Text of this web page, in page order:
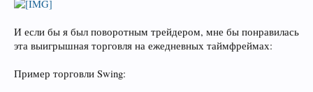
И если бы я был поворотным трейдером, мне бы понравилась
эта выигрышная торговля на ежедневных таймфреймах:
Пример торговли Swing: